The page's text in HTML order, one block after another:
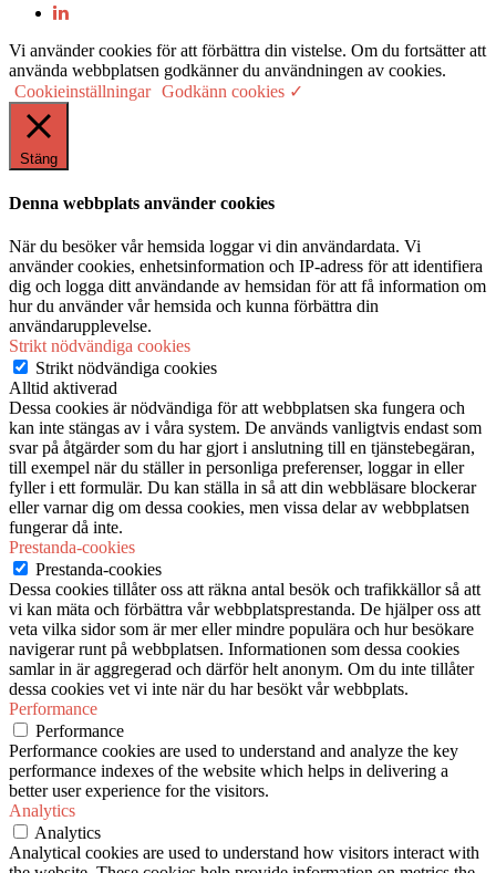
Vi använder cookies för att förbättra din vistelse. Om du fortsätter att
använda webbplatsen godkänner du användningen av cookies.
Cookieinställningar Godkänn cookies ✓
Stäng
Denna webbplats använder cookies
När du besöker vår hemsida loggar vi din användardata. Vi
använder cookies, enhetsinformation och IP-adress för att identifiera
dig och logga ditt användande av hemsidan för att få information om
hur du använder vår hemsida och kunna förbättra din
användarupplevelse.
Strikt nödvändiga cookies
Strikt nödvändiga cookies
Alltid aktiverad
Dessa cookies är nödvändiga för att webbplatsen ska fungera och
kan inte stängas av i våra system. De används vanligtvis endast som
svar på åtgärder som du har gjort i anslutning till en tjänstebegäran,
till exempel när du ställer in personliga preferenser, loggar in eller
fyller i ett formulär. Du kan ställa in så att din webbläsare blockerar
eller varnar dig om dessa cookies, men vissa delar av webbplatsen
fungerar då inte.
Prestanda-cookies
Prestanda-cookies
Dessa cookies tillåter oss att räkna antal besök och trafikkällor så att
vi kan mäta och förbättra vår webbplatsprestanda. De hjälper oss att
veta vilka sidor som är mer eller mindre populära och hur besökare
navigerar runt på webbplatsen. Informationen som dessa cookies
samlar in är aggregerad och därför helt anonym. Om du inte tillåter
dessa cookies vet vi inte när du har besökt vår webbplats.
Performance
Performance
Performance cookies are used to understand and analyze the key
performance indexes of the website which helps in delivering a
better user experience for the visitors.
Analytics
Analytics
Analytical cookies are used to understand how visitors interact with